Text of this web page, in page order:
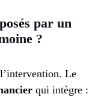
par un
?
Le
qui intègre :